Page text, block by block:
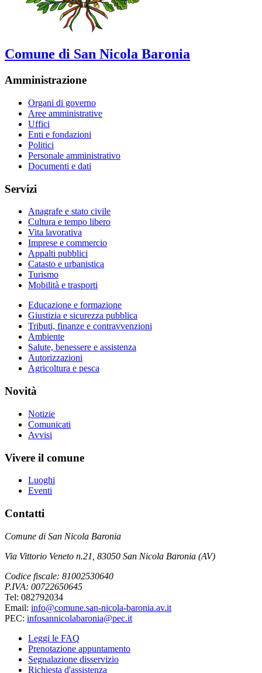
Comune di San Nicola Baronia
Amministrazione
Organi di governo
Aree amministrative
Uffici
Enti e fondazioni
Politici
Personale amministrativo
Documenti e dati
Servizi
Anagrafe e stato civile
Cultura e tempo libero
Vita lavorativa
Imprese e commercio
Appalti pubblici
Catasto e urbanistica
Turismo
Mobilità e trasporti
Educazione e formazione
Giustizia e sicurezza pubblica
Tributi, finanze e contravvenzioni
Ambiente
Salute, benessere e assistenza
Autorizzazioni
Agricoltura e pesca
Novità
Notizie
Comunicati
Avvisi
Vivere il comune
Luoghi
Eventi
Contatti
Comune di San Nicola Baronia
Via Vittorio Veneto n.21, 83050 San Nicola Baronia (AV)
Codice fiscale: 81002530640
P.IVA: 00722650645
Tel: 082792034
Email: info@comune.san-nicola-baronia.av.it
PEC: infosannicolabaronia@pec.it
Leggi le FAQ
Prenotazione appuntamento
Segnalazione disservizio
Richiesta d'assistenza